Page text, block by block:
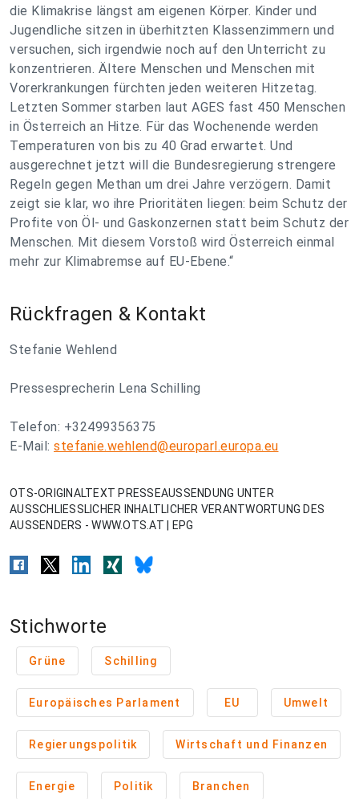
die Klimakrise längst am eigenen Körper. Kinder und
Jugendliche sitzen in überhitzten Klassenzimmern und
versuchen, sich irgendwie noch auf den Unterricht zu
konzentrieren. Ältere Menschen und Menschen mit
Vorerkrankungen fürchten jeden weiteren Hitzetag.
Letzten Sommer starben laut AGES fast 450 Menschen
in Österreich an Hitze. Für das Wochenende werden
Temperaturen von bis zu 40 Grad erwartet. Und
ausgerechnet jetzt will die Bundesregierung strengere
Regeln gegen Methan um drei Jahre verzögern. Damit
zeigt sie klar, wo ihre Prioritäten liegen: beim Schutz der
Profite von Öl- und Gaskonzernen statt beim Schutz der
Menschen. Mit diesem Vorstoß wird Österreich einmal
mehr zur Klimabremse auf EU-Ebene.“
Rückfragen & Kontakt
Stefanie Wehlend
Pressesprecherin Lena Schilling
Telefon: +32499356375
E-Mail: stefanie.wehlend@europarl.europa.eu
OTS-ORIGINALTEXT PRESSEAUSSENDUNG UNTER
AUSSCHLIESSLICHER INHALTLICHER VERANTWORTUNG DES
AUSSENDERS - WWW.OTS.AT | EPG
Stichworte
Grüne Schilling
Europäisches Parlament EU Umwelt
Regierungspolitik Wirtschaft und Finanzen
Energie Politik Branchen